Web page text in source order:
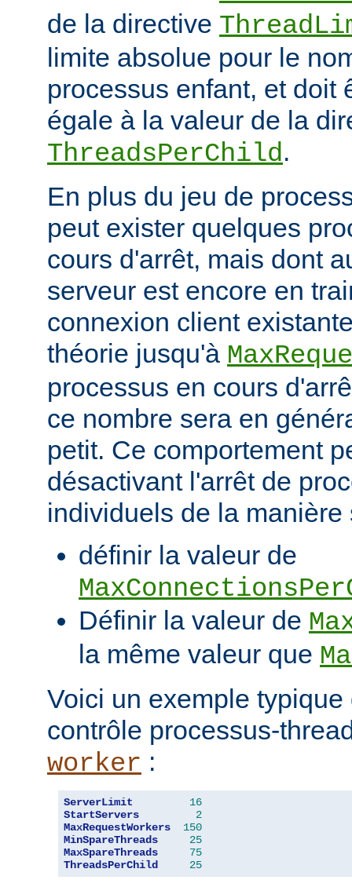
de la directive
limite absolue pour le
processus enfant, et doit
égale à la valeur de la
ThreadsPerChild.
En plus du jeu de
peut exister quelques
cours d'arrêt, mais dont
serveur est encore en
connexion client
théorie jusqu'à
processus en cours
ce nombre sera en
petit. Ce comportement
désactivant l'arrêt de
individuels de la manière
définir la valeur de
Définir la valeur de
la même valeur que
Voici un exemple
contrôle processus-
worker :
ServerLimit
16
StartServers
2
MaxRequestWorkers
150
MinSpareThreads
25
MaxSpareThreads
75
ThreadsPerChild
25